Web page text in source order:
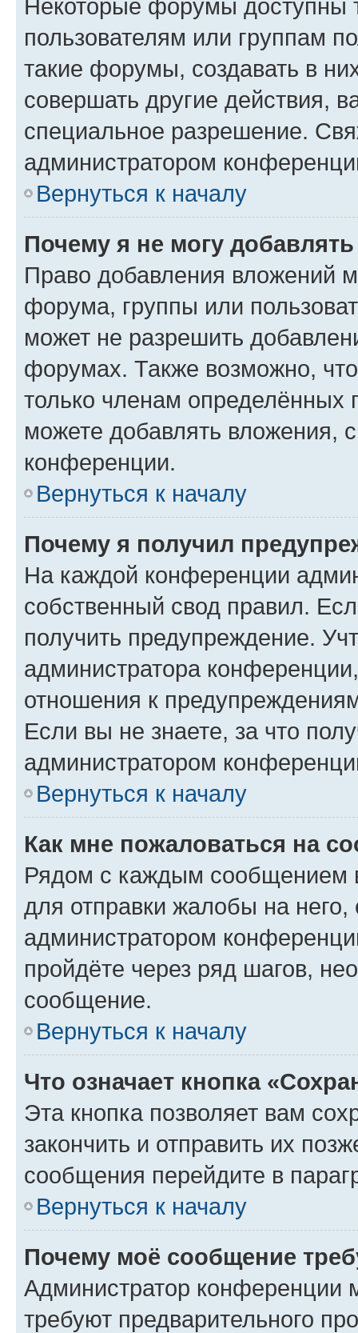
Некоторые форумы доступны
пользователям или группам
такие форумы, создавать в
совершать другие действия,
специальное разрешение.
администратором
Вернуться к началу
Почему я не могу
Право добавления вложений
форума, группы или
может не разрешить
форумах. Также возможно,
только членам определённых
можете добавлять вложения,
конференции.
Вернуться к началу
Почему я получил
На каждой конференции
собственный свод правил.
получить предупреждение.
администратора
отношения к
Если вы не знаете, за что
администратором
Вернуться к началу
Как мне пожаловаться на
Рядом с каждым сообщением
для отправки жалобы на
администратором
пройдёте через ряд шагов,
сообщение.
Вернуться к началу
Что означает кнопка
Эта кнопка позволяет вам
закончить и отправить их
сообщения перейдите в
Вернуться к началу
Почему моё сообщение
Администратор конференции
требуют предварительного